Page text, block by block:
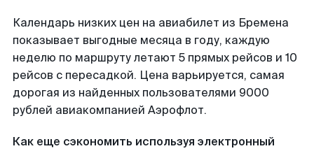
Календарь низких цен на авиабилет из Бремена
показывает выгодные месяца в году, каждую
неделю по маршруту летают 5 прямых рейсов и 10
рейсов с пересадкой. Цена варьируется, самая
дорогая из найденных пользователями 9000
рублей авиакомпанией Аэрофлот.
Как еще сэкономить используя электронный